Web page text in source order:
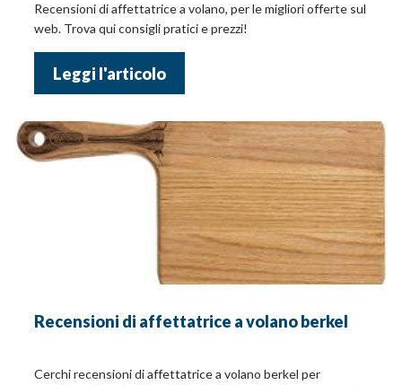
Recensioni di affettatrice a volano, per le migliori offerte sul
web. Trova qui consigli pratici e prezzi!
Leggi l'articolo
Recensioni di affettatrice a volano berkel
Cerchi recensioni di affettatrice a volano berkel per